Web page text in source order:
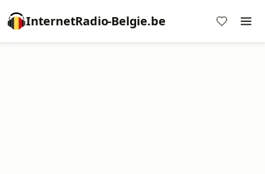
InternetRadio-Belgie.be